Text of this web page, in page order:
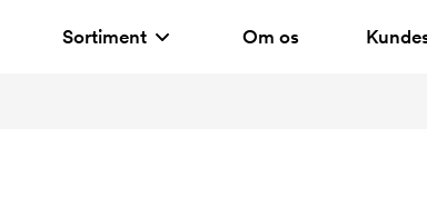
Sortiment Om os